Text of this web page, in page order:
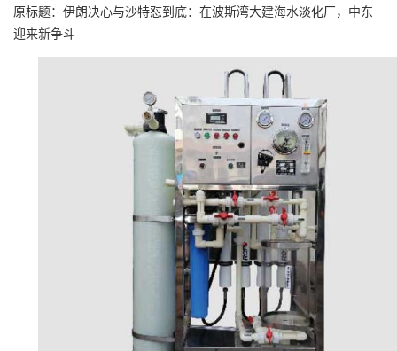
原标题：伊朗决心与沙特怼到底：在波斯湾大建海水淡化厂，中东
迎来新争斗